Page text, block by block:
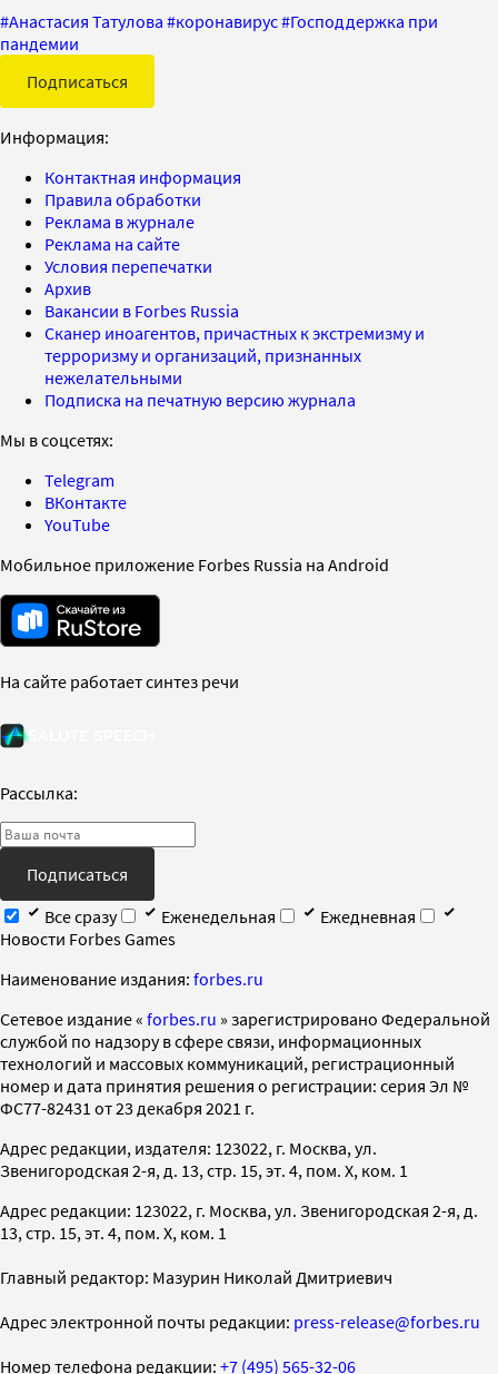
#Анастасия Татулова #коронавирус#Господдержка при
пандемии
Подписаться
Информация:
Контактная информация
Правила обработки
Реклама в журнале
Реклама на сайте
Условия перепечатки
Архив
Вакансии в Forbes Russia
Сканер иноагентов, причастных к экстремизму и
терроризму и организаций, признанных
нежелательными
Подписка на печатную версию журнала
Мы в соцсетях:
Telegram
ВКонтакте
YouTube
Мобильное приложение Forbes Russia на Android
На сайте работает синтез речи
Рассылка:
Подписаться
Все сразу
Еженедельная
Ежедневная
Новости Forbes Games
Наименование издания: forbes.ru
Cетевое издание « forbes.ru » зарегистрировано Федеральной
службой по надзору в сфере связи, информационных
технологий и массовых коммуникаций, регистрационный
номер и дата принятия решения о регистрации: серия Эл №
ФС77-82431 от 23 декабря 2021 г.
Адрес редакции, издателя: 123022, г. Москва, ул.
Звенигородская 2-я, д. 13, стр. 15, эт. 4, пом. X, ком. 1
Адрес редакции: 123022, г. Москва, ул. Звенигородская 2-я, д.
13, стр. 15, эт. 4, пом. X, ком. 1
Главный редактор: Мазурин Николай Дмитриевич
Адрес электронной почты редакции: press-release@forbes.ru
Номер телефона редакции: +7 (495) 565-32-06